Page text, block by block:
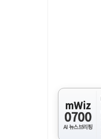
mWiz
0700
AI 뉴스브리핑